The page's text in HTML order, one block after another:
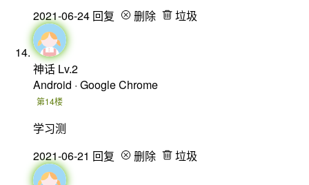
2021-06-24 回复 删除 垃圾
神话 Lv.2
Android · Google Chrome
第14楼
学习测
2021-06-21 回复 删除 垃圾